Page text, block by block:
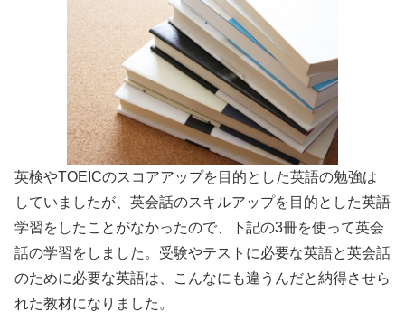
英検やTOEICのスコアアップを目的とした英語の勉強は
していましたが、英会話のスキルアップを目的とした英語
学習をしたことがなかったので、下記の3冊を使って英会
話の学習をしました。受験やテストに必要な英語と英会話
のために必要な英語は、こんなにも違うんだと納得させら
れた教材になりました。